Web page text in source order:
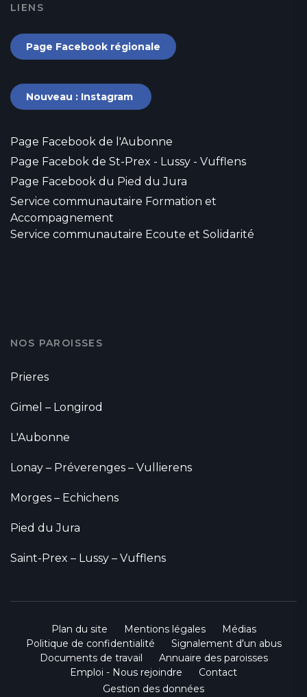
LIENS
Page Facebook régionale
Nouveau : Instagram
Page Facebook de l'Aubonne
Page Facebok de St-Prex - Lussy - Vufflens
Page Facebook du Pied du Jura
Service communautaire Formation et
Accompagnement
Service communautaire Ecoute et Solidarité
NOS PAROISSES
Prieres
Gimel – Longirod
L'Aubonne
Lonay – Préverenges – Vullierens
Morges – Echichens
Pied du Jura
Saint-Prex – Lussy – Vufflens
Plan du site Mentions légales
Médias
Politique de confidentialité
Signalement d'un abus
Documents de travail
Annuaire des paroisses
Emploi - Nous rejoindre
Contact
Gestion des données